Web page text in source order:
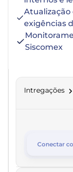
exigências
Siscomex
Intregações
Conectar